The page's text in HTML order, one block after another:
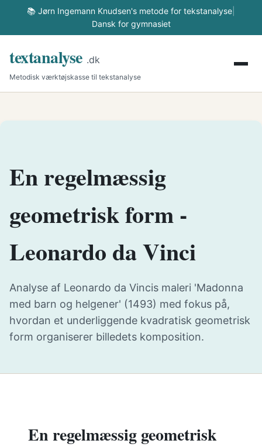
📚 Jørn Ingemann Knudsen's metode for tekstanalyse
Dansk for gymnasiet
textanalyse .dk
Metodisk værktøjskasse til tekstanalyse
En regelmæssig
geometrisk form -
Leonardo da Vinci
Analyse af Leonardo da Vincis maleri 'Madonna
med barn og helgener' (1493) med fokus på,
hvordan et underliggende kvadratisk geometrisk
form organiserer billedets komposition.
En regelmæssig geometrisk